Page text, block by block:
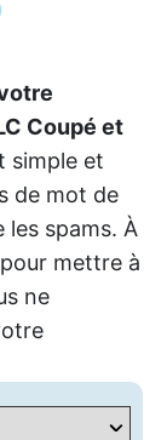
Coupé et
simple et
de mot de
les spams. À
mettre à
ne